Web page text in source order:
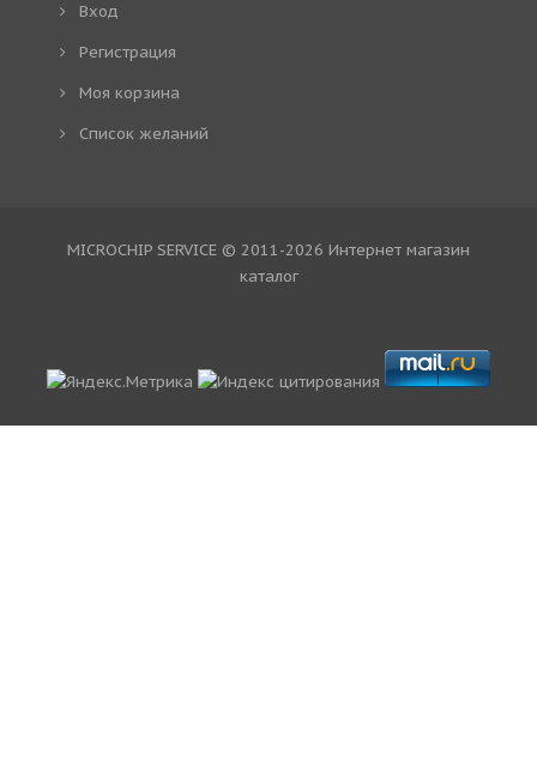
Вход
Регистрация
Моя корзина
Cписок желаний
MICROCHIP SERVICE © 2011-2026 Интернет магазин
каталог